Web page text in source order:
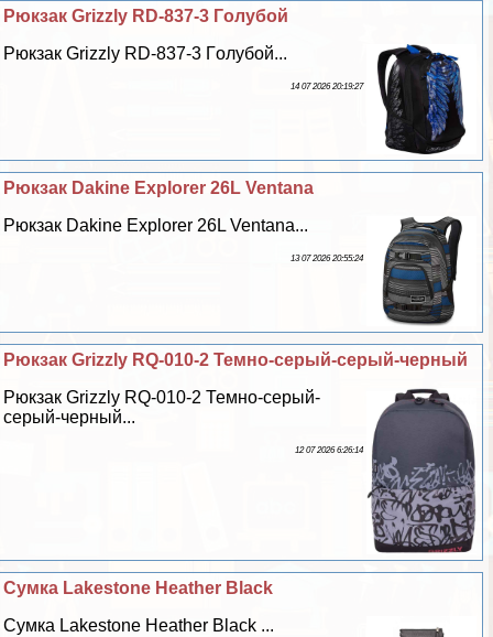
Рюкзак Grizzly RD-837-3 Гoлyбой
Рюкзак Grizzly RD-837-3 Гoлyбой...
14 07 2026 20:19:27
Рюкзак Dakine Explorer 26L Ventana
Рюкзак Dakine Explorer 26L Ventana...
13 07 2026 20:55:24
Рюкзак Grizzly RQ-010-2 Темно-серый-серый-черный
Рюкзак Grizzly RQ-010-2 Темно-серый-
серый-черный...
12 07 2026 6:26:14
Сумка Lakestone Heather Black
Сумка Lakestone Heather Black ...